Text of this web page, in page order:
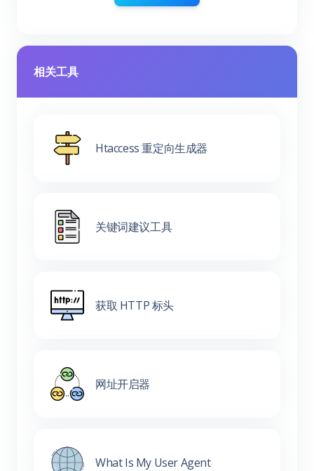
相关工具
Htaccess 重定向生成器
关键词建议工具
获取 HTTP 标头
网址开启器
What Is My User Agent